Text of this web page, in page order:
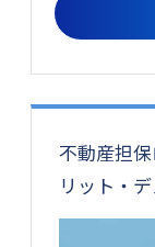
不動産担
リット・